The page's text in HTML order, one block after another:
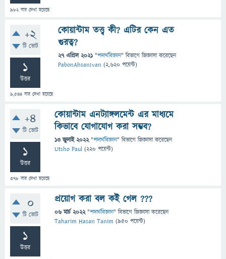
982বার দেখা হয়েছে
+2
টি ভোট
1
উত্তর
9,544 বার দেখা হয়েছে
কোয়ান্টাম তত্ত্ব কী? এটির কেন এত
গুরত্ব?
27 এপ্রিল 2021 "পদার্থবিজ্ঞান" বিভাগে জিজ্ঞাসাকরেছেন
PabonAhsanIvan (2,620 পয়েন্ট)
+4
টি ভোট
1
উত্তর
378 বার দেখা হয়েছে
কোয়ান্টাম এনট্যাঙ্গলমেন্ট এর মাধ্যমে
কিভাবে যোগাযোগ করা সম্ভব?
13 জুলাই 2022 "পদার্থবিজ্ঞান" বিভাগে জিজ্ঞাসাকরেছেন
Utsho Paul (220 পয়েন্ট)
0
টি ভোট
1
উত্তর
প্রয়োগ করা বল কই গেল ???
06 মার্চ 2022 "পদার্থবিজ্ঞান" বিভাগে জিজ্ঞাসাকরেছেন
Taharim Hasan Tanim (950 পয়েন্ট)